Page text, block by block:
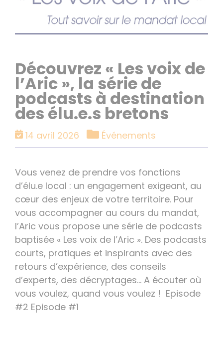
Découvrez « Les voix de
l’Aric », la série de
podcasts à destination
des élu.e.s bretons
14 avril 2026 Catégories
Événements
Vous venez de prendre vos fonctions
d’élu.e local : un engagement exigeant, au
cœur des enjeux de votre territoire. Pour
vous accompagner au cours du mandat,
l’Aric vous propose une série de podcasts
baptisée « Les voix de l’Aric ». Des podcasts
courts, pratiques et inspirants avec des
retours d’expérience, des conseils
d’experts, des décryptages… A écouter où
vous voulez, quand vous voulez ! Episode
#2 Episode #1